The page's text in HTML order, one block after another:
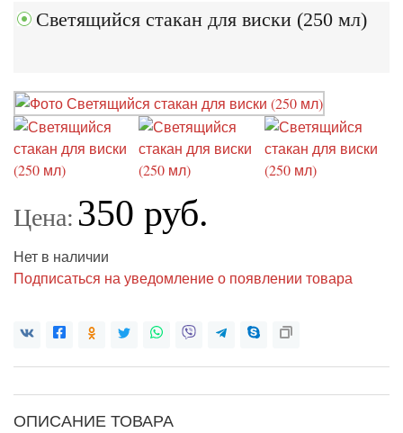
Светящийся стакан для виски (250 мл)
Цена: 350 руб.
Нет в наличии
Подписаться на уведомление о появлении товара
ОПИСАНИЕ ТОВАРА